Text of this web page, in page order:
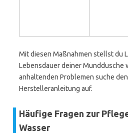
Mit diesen Maßnahmen stellst du
Lebensdauer deiner Munddusche
anhaltenden Problemen suche
Herstelleranleitung auf.
Häufige Fragen zur
Wasser